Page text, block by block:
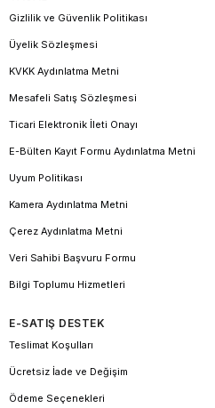
Gizlilik ve Güvenlik Politikası
Üyelik Sözleşmesi
KVKK Aydınlatma Metni
Mesafeli Satış Sözleşmesi
Ticari Elektronik İleti Onayı
E-Bülten Kayıt Formu Aydınlatma Metni
Uyum Politikası
Kamera Aydınlatma Metni
Çerez Aydınlatma Metni
Veri Sahibi Başvuru Formu
Bilgi Toplumu Hizmetleri
E-SATIŞ DESTEK
Teslimat Koşulları
Ücretsiz İade ve Değişim
Ödeme Seçenekleri